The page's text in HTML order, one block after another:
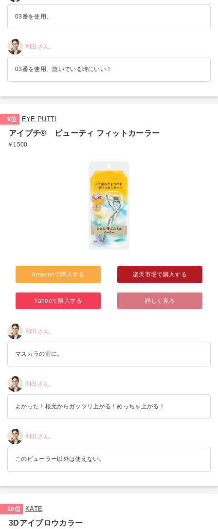
03番を使用。
和田さん。
03番を使用。急いでいる時にいい！
9位 EYE PUTTI
アイプチ® ビューティ フィットカーラー
￥1500
Amazonで購入する 楽天市場で購入する
Yahooで購入する 詳しく見る
和田さん。
マスカラの前に。
和田さん。
よかった！根元からガッツリ上がる！めっちゃ上がる！
和田さん。
このビューラー以外は使えない。
10位 KATE
3Dアイブロウカラー